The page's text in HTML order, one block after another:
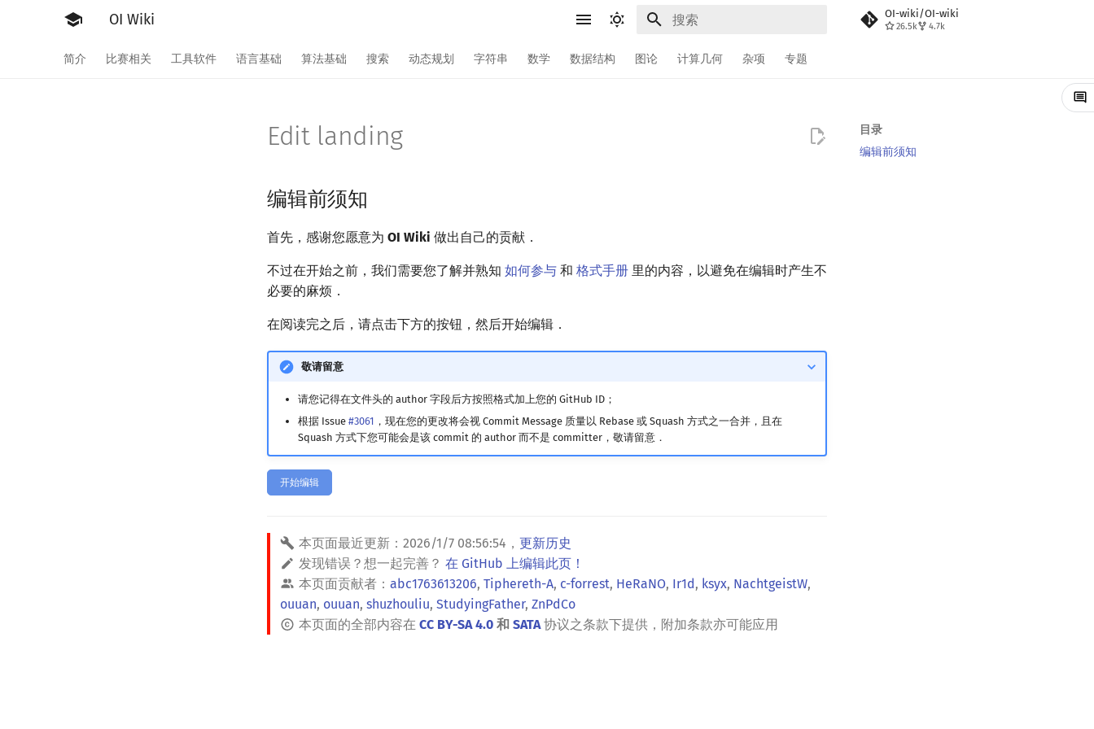
OI Wiki OI-wiki/OI-wiki
26.5k 4.7k
简介 比赛相关 工具软件 语言基础 算法基础 搜索 动态规划 字符串 数学 数据结构 图论 计算几何 杂项 专题
目录
编辑前须知
Edit landing
编辑前须知
首先，感谢您愿意为 OI Wiki 做出自己的贡献．
不过在开始之前，我们需要您了解并熟知 如何参与 和 格式手册 里的内容，以避免在编辑时产生不
必要的麻烦．
在阅读完之后，请点击下方的按钮，然后开始编辑．
敬请留意
请您记得在文件头的 author 字段后方按照格式加上您的 GitHub ID；
根据 Issue #3061 ，现在您的更改将会视 Commit Message 质量以 Rebase 或 Squash 方式之一合并，且在
Squash 方式下您可能会是该 commit 的 author 而不是 committer，敬请留意．
开始编辑
本页面最近更新： 2026/1/7 08:56:54 ， 更新历史
发现错误？想一起完善？ 在 GitHub 上编辑此页！
本页面贡献者： abc1763613206, Tiphereth-A, c-forrest, HeRaNO, Ir1d , ksyx, NachtgeistW,
ouuan, ouuan, shuzhouliu, StudyingFather, ZnPdCo
本页面的全部内容在 CC BY-SA 4.0 和 SATA协议之条款下提供，附加条款亦可能应用